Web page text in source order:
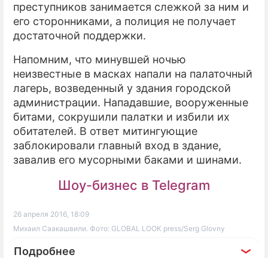
преступников занимается слежкой за ним и
его сторонниками, а полиция не получает
достаточной поддержки.
Напомним, что минувшей ночью
неизвестные в масках напали на палаточный
лагерь, возведенный у здания городской
администрации. Нападавшие, вооруженные
битами, сокрушили палатки и избили их
обитателей. В ответ митингующие
заблокировали главный вход в здание,
завалив его мусорными баками и шинами.
Шоу-бизнес в Telegram
26 апреля 2016, 18:09
Михаил Саакашвили. Фото: GLOBAL LOOK press/Serg Glovny
Подробнее